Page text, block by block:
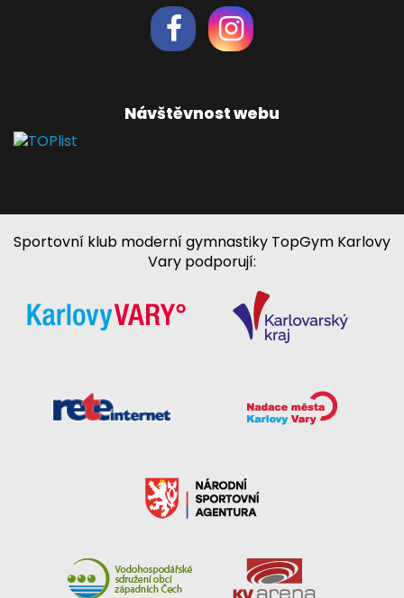
Návštěvnost webu
Sportovní klub moderní gymnastiky TopGym Karlovy
Vary podporují: